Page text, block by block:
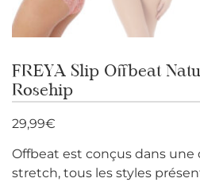
FREYA Slip Offbeat
Rosehip
29,99€
Offbeat est conçus dans
stretch, tous les styles